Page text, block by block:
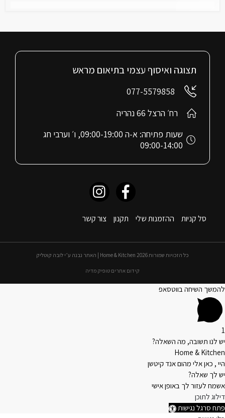
סל קניות ההזמנות שלי תקנון צור קשר
תצוגה ואיסוף עצמי בתיאום מראש
077-5579858
רח׳ הרצל 66 נהריה
שעות פתיחה: א-ה 09:00-19:00, ו׳ וערבי חג
09:00-14:00
כל הזכויות שמורות 2026 Home & Kitchen | האתר נבנה ע״י לובה קוטליק
קידום אתרים טופיק מדיה
להמשך השיחה בווטסאפ
1
יש לנו תשובה, מה השאלה?
Home & Kitchen
היי , כאן אלי מהום אנד קיטשן
יש לך שאלה?
אשמח לעזור לך באופן אישי
דילוג לתוכן
פתח סרגל נגישות